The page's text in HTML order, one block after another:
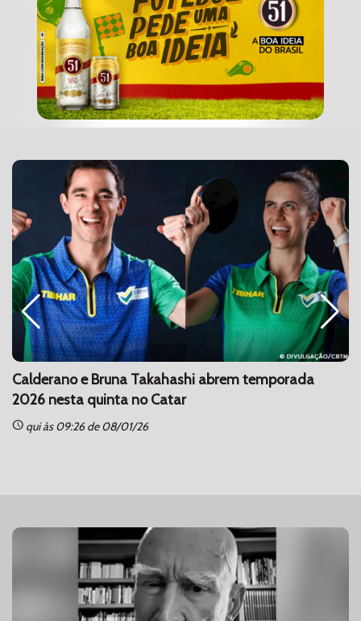
Calderano e Bruna Takahashi abrem temporada
2026 nesta quinta no Catar
schedule qui às 09:26 de 08/01/26